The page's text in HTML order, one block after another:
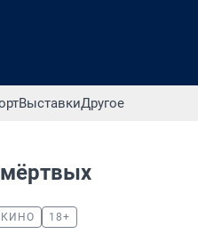
ВыставкиДругое
КИНО 18+